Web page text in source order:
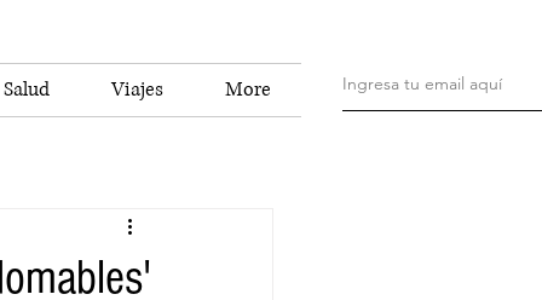
Salud Viajes More